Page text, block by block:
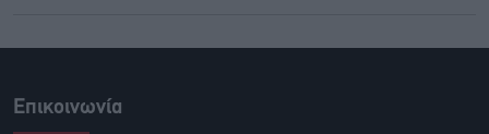
Επικοινωνία